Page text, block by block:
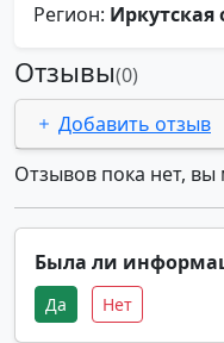
Регион: Иркутская
Отзывы(0)
Добавить отзыв
Отзывов пока нет,
Была ли
Да Нет